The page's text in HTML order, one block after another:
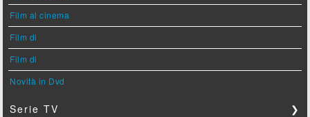
Film al cinema
Film di
Film di
Novità in Dvd
Serie TV ❯